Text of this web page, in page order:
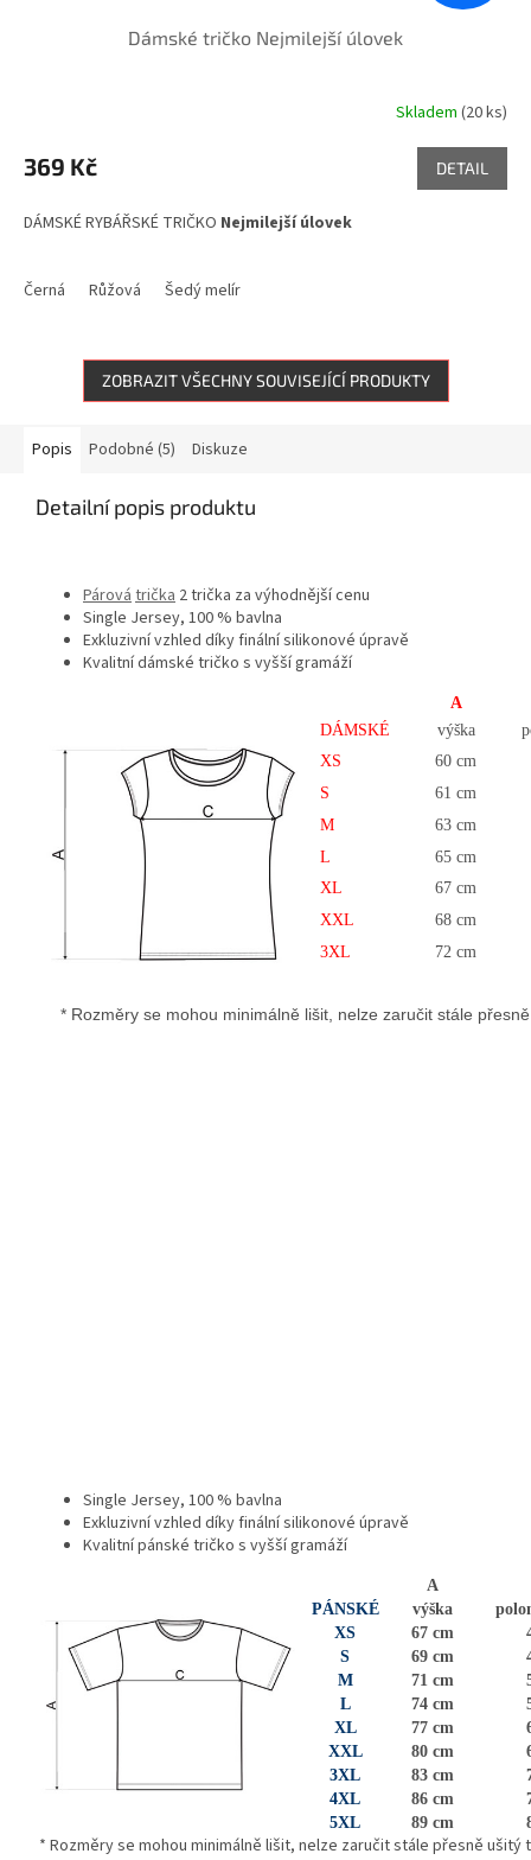
Dámské tričko Nejmilejší úlovek
Skladem (20 ks)
369 Kč DETAIL
DÁMSKÉ RYBÁŘSKÉ TRIČKO Nejmilejší úlovek
Černá Růžová Šedý melír
ZOBRAZIT VŠECHNY SOUVISEJÍCÍ PRODUKTY
Popis Podobné (5) Diskuze
Detailní popis produktu
Párovátrička 2 trička za výhodnější cenu
Single Jersey, 100 % bavlna
Exkluzivní vzhled díky finální silikonové úpravě
Kvalitní dámské tričko s vyšší gramáží
A
DÁMSKÉ
výška
XS
60 cm
S
61 cm
M
63 cm
L
65 cm
XL
67 cm
XXL
68 cm
3XL
72 cm
* Rozměry se mohou minimálně lišit, nelze zaručit stále
Single Jersey, 100 % bavlna
Exkluzivní vzhled díky finální silikonové úpravě
Kvalitní pánské tričko s vyšší gramáží
A
PÁNSKÉ
výška
XS
67 cm
S
69 cm
M
71 cm
L
74 cm
XL
77 cm
XXL
80 cm
3XL
83 cm
4XL
86 cm
5XL
89 cm
* Rozměry se mohou minimálně lišit, nelze zaručit stále přesně ušitý